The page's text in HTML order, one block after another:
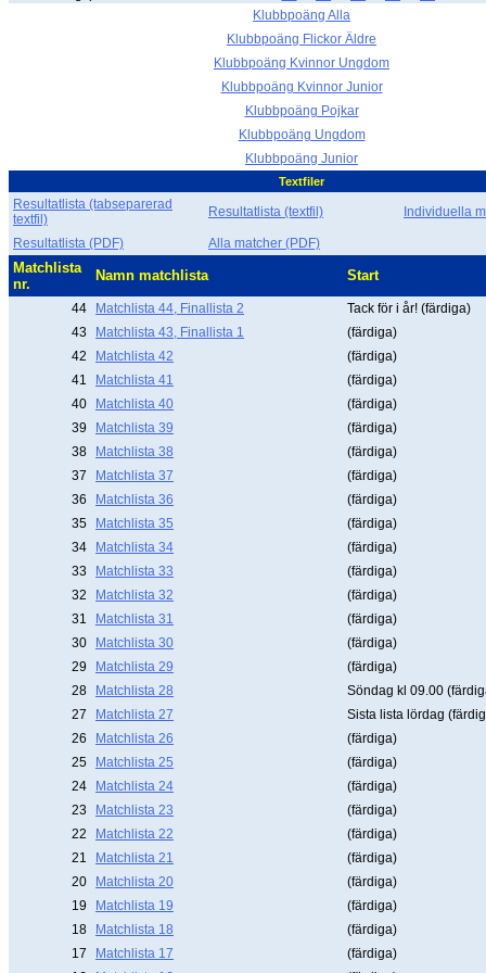
Klubbpoäng Alla
Klubbpoäng Flickor Äldre
Klubbpoäng Kvinnor Ungdom
Klubbpoäng Kvinnor Junior
Klubbpoäng Pojkar
Klubbpoäng Ungdom
Klubbpoäng Junior
Textfiler
Resultatlista (tabseparerad
textfil)
Resultatlista (textfil) Individuella
Resultatlista (PDF) Alla matcher (PDF)
Matchlista
nr.
Namn matchlista Start
44 Matchlista 44, Finallista 2
Tack för i år! (färdiga)
43
Matchlista 43, Finallista 1
(färdiga)
42
Matchlista 42
(färdiga)
41
Matchlista 41
(färdiga)
40
Matchlista 40
(färdiga)
39
Matchlista 39
(färdiga)
38
Matchlista 38
(färdiga)
37
Matchlista 37
(färdiga)
36
Matchlista 36
(färdiga)
35
Matchlista 35
(färdiga)
34
Matchlista 34
(färdiga)
33
Matchlista 33
(färdiga)
32
Matchlista 32
(färdiga)
31
Matchlista 31
(färdiga)
30
Matchlista 30
(färdiga)
29
Matchlista 29
(färdiga)
28
Matchlista 28
Söndag kl 09.00
27
Matchlista 27
Sista lista lördag
26
Matchlista 26
(färdiga)
25
Matchlista 25
(färdiga)
24
Matchlista 24
(färdiga)
23
Matchlista 23
(färdiga)
22
Matchlista 22
(färdiga)
21
Matchlista 21
(färdiga)
20
Matchlista 20
(färdiga)
19
Matchlista 19
(färdiga)
18
Matchlista 18
(färdiga)
17
Matchlista 17
(färdiga)